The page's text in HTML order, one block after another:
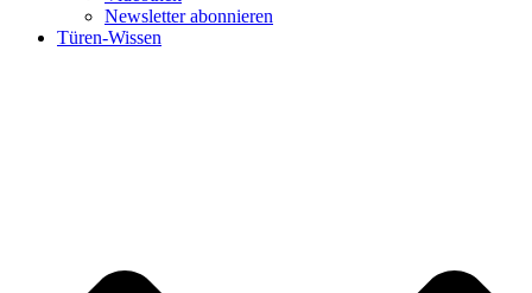
Newsletter abonnieren
Türen-Wissen